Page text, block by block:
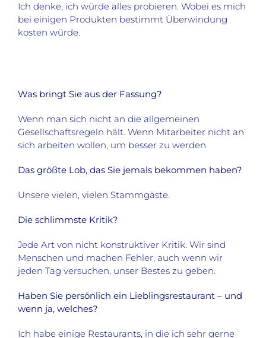
Ich denke, ich würde alles probieren. Wobei es mich
bei einigen Produkten bestimmt Überwindung
kosten würde.
Was bringt Sie aus der Fassung?
Wenn man sich nicht an die allgemeinen
Gesellschaftsregeln hält. Wenn Mitarbeiter nicht an
sich arbeiten wollen, um besser zu werden.
Das größte Lob, das Sie jemals bekommen haben?
Unsere vielen, vielen Stammgäste.
Die schlimmste Kritik?
Jede Art von nicht konstruktiver Kritik. Wir sind
Menschen und machen Fehler, auch wenn wir
jeden Tag versuchen, unser Bestes zu geben.
Haben Sie persönlich ein Lieblingsrestaurant – und
wenn ja, welches?
Ich habe einige Restaurants, in die ich sehr gerne